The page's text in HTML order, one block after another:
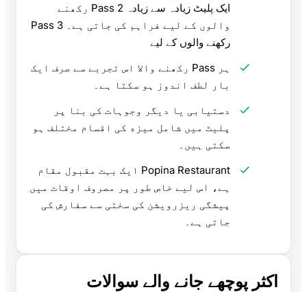
ایک پلیٹ زیادہ سے زیادہ 2 Pass رکھنے
والوں کے لیے فراہم کی جاتی ہے۔ 3 Pass
رکھنے والوں کے لیے
ہر Pass رکھنے والا اس تجربے سے صرف ایک
بار لطف اندوز ہو سکتا ہے۔
دستیابی یا دیگر وجوہات کی بنا پر
پلیٹ میں شامل میزه کی اقسام مختلف ہو
سکتی ہیں۔
Popina Restaurant ایک بہت مقبول مقام
ہے، اس لیے خاص طور پر مصروف اوقات میں
پیشگی ریزرویشن کی سختی سے سفارش کی
جاتی ہے۔
اکثر پوچھے جانے والے سوالات